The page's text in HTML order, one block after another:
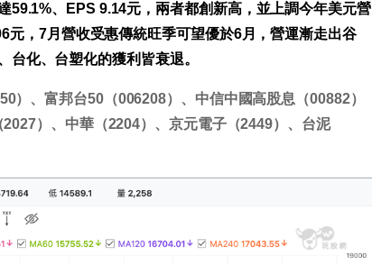
59.1%、EPS 9.14元，兩者都創新高，並上調今年美元營
元，7月營收受惠傳統旺季可望優於6月，營運漸走出谷
台化、台塑化的獲利皆衰退。
）、富邦台50（006208）、中信中國高股息（00882）
）、中華（2204）、京元電子（2449）、台泥